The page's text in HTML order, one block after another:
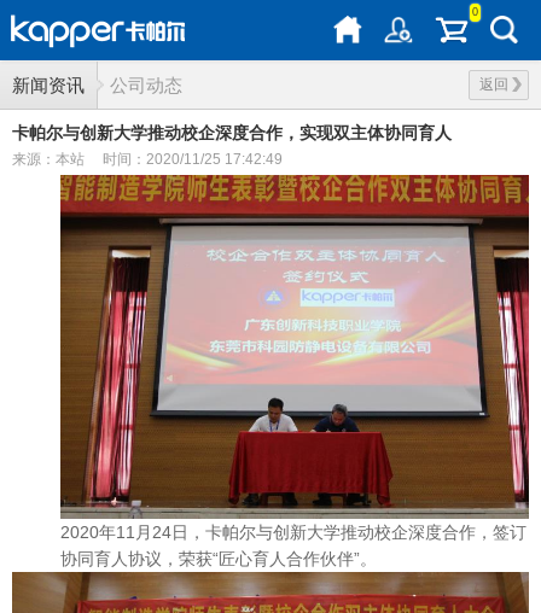
0
新闻资讯 返回
公司动态
卡帕尔与创新大学推动校企深度合作，实现双主体协同育人
来源：本站 时间：2020/11/25 17:42:49
2020年11月24日，卡帕尔与创新大学推动校企深度合作，签订
协同育人协议，荣获“匠心育人合作伙伴”。